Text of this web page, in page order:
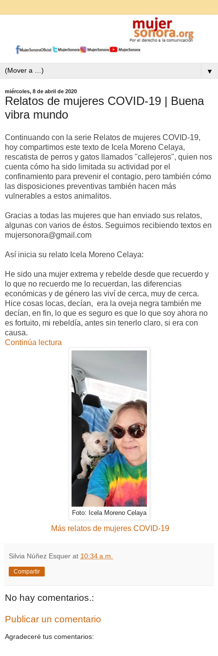
▼
miércoles, 8 de abril de 2020
Relatos de mujeres COVID-19 | Buena
vibra mundo
Continuando con la serie Relatos de mujeres COVID-19,
hoy compartimos este texto de Icela Moreno Celaya,
rescatista de perros y gatos llamados "callejeros", quien nos
cuenta cómo ha sido limitada su actividad por el
confinamiento para prevenir el contagio, pero también cómo
las disposiciones preventivas también hacen más
vulnerables a estos animalitos.
Gracias a todas las mujeres que han enviado sus relatos,
algunas con varios de éstos. Seguimos recibiendo textos en
mujersonora@gmail.com
Así inicia su relato Icela Moreno Celaya:
He sido una mujer extrema y rebelde desde que recuerdo y
lo que no recuerdo me lo recuerdan, las diferencias
económicas y de género las viví de cerca, muy de cerca.
Hice cosas locas, decían, era la oveja negra también me
decían, en fin, lo que es seguro es que lo que soy ahora no
es fortuito, mi rebeldía, antes sin tenerlo claro, si era con
causa.
Continúa lectura
Foto: Icela Moreno Celaya
Más relatos de mujeres COVID-19
Silvia Núñez Esquer at 10:34 a.m.
Compartir
No hay comentarios.:
Publicar un comentario
Agradeceré tus comentarios: